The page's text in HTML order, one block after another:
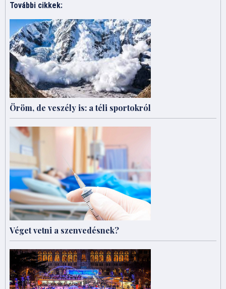
További cikkek:
Öröm, de veszély is: a téli sportokról
Véget vetni a szenvedésnek?